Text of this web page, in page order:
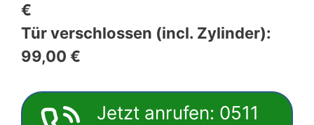
€
Tür verschlossen (incl. Zylinder):
99,00 €
Jetzt anrufen: 0511